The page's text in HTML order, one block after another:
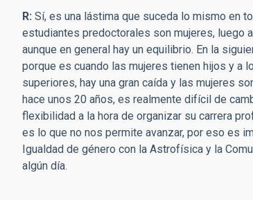
R: Sí, es una lástima que suceda lo mismo en
estudiantes predoctorales son mujeres, luego
aunque en general hay un equilibrio. En la
porque es cuando las mujeres tienen hijos y a
superiores, hay una gran caída y las mujeres
hace unos 20 años, es realmente difícil de
flexibilidad a la hora de organizar su carrera
es lo que no nos permite avanzar, por eso es
Igualdad de género con la Astrofísica y la
algún día.